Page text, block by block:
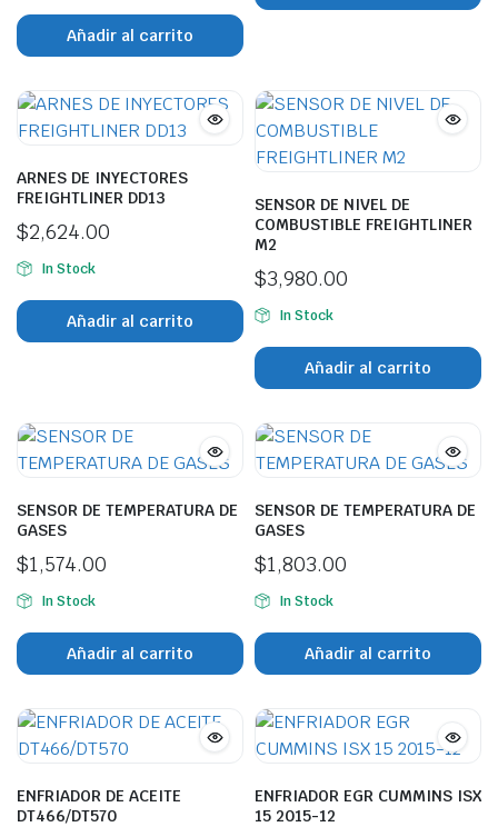
Añadir al carrito
ARNES DE INYECTORES
FREIGHTLINER DD13
$2,624.00
In Stock
Añadir al carrito
SENSOR DE NIVEL DE
COMBUSTIBLE FREIGHTLINER
M2
$3,980.00
In Stock
Añadir al carrito
SENSOR DE TEMPERATURA DE
GASES
$1,574.00
In Stock
Añadir al carrito
SENSOR DE TEMPERATURA DE
GASES
$1,803.00
In Stock
Añadir al carrito
ENFRIADOR DE ACEITE
DT466/DT570
ENFRIADOR EGR CUMMINS ISX
15 2015-12